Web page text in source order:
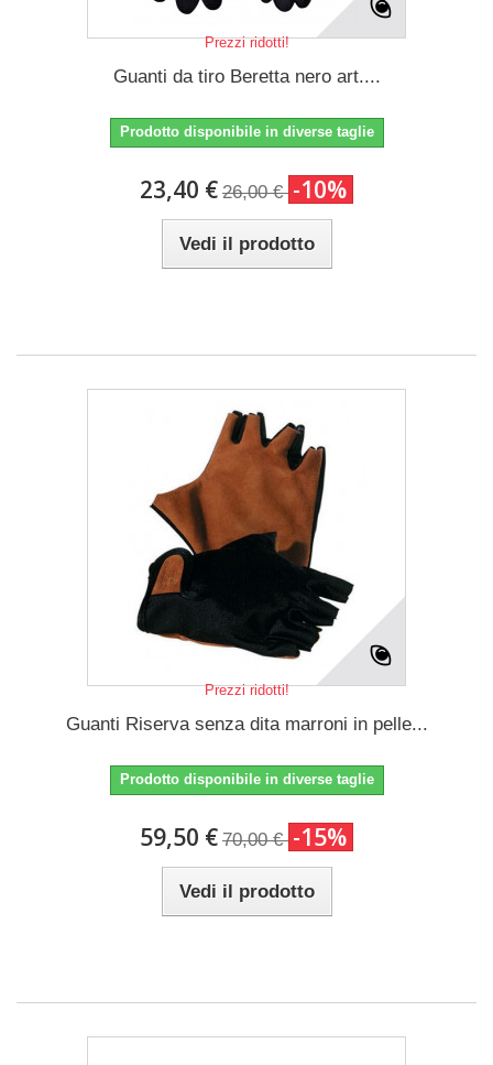
Prezzi ridotti!
Guanti da tiro Beretta nero art....
Prodotto disponibile in diverse taglie
23,40 € 26,00 € -10%
Vedi il prodotto
Prezzi ridotti!
Guanti Riserva senza dita marroni in pelle...
Prodotto disponibile in diverse taglie
59,50 € 70,00 € -15%
Vedi il prodotto